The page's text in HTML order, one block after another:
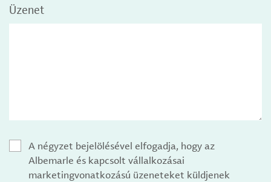
Üzenet
A négyzet bejelölésével elfogadja, hogy az
Albemarle és kapcsolt vállalkozásai
marketingvonatkozású üzeneteket küldjenek